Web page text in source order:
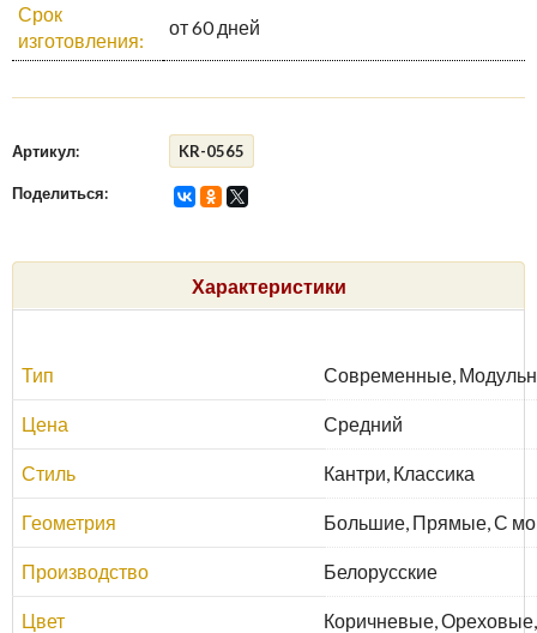
Срок
изготовления:
от 60 дней
Артикул: KR-0565
Поделиться:
Характеристики
Тип Современные,
Цена Средний
Стиль Кантри, Классика
Геометрия Большие, Прямые, С
Производство Белорусские
Цвет Коричневые,